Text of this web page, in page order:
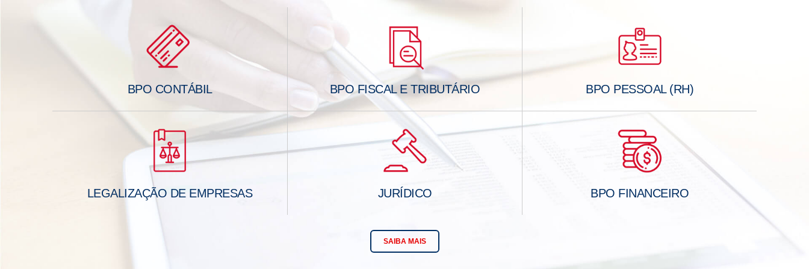
BPO CONTÁBIL BPO FISCAL E TRIBUTÁRIO BPO PESSOAL (RH)
LEGALIZAÇÃO DE EMPRESAS JURÍDICO BPO FINANCEIRO
SAIBA MAIS